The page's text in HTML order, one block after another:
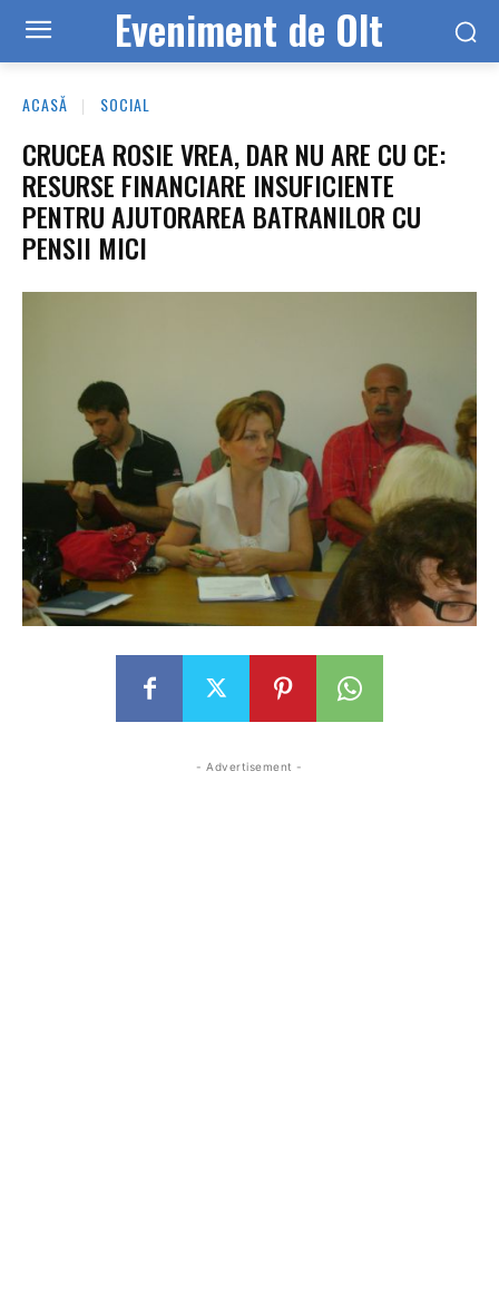
Eveniment de Olt
ACASĂ SOCIAL
CRUCEA ROSIE VREA, DAR NU ARE CU CE:
RESURSE FINANCIARE INSUFICIENTE
PENTRU AJUTORAREA BATRANILOR CU
PENSII MICI
- Advertisement -